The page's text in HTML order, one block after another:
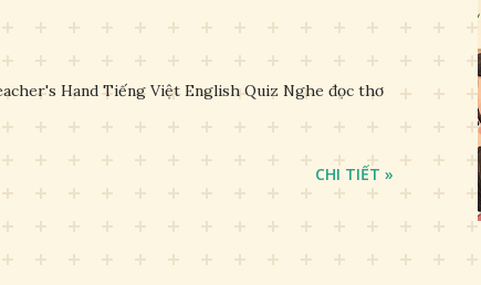
Hand Tiếng Việt English Quiz Nghe đọc thơ
CHI TIẾT »